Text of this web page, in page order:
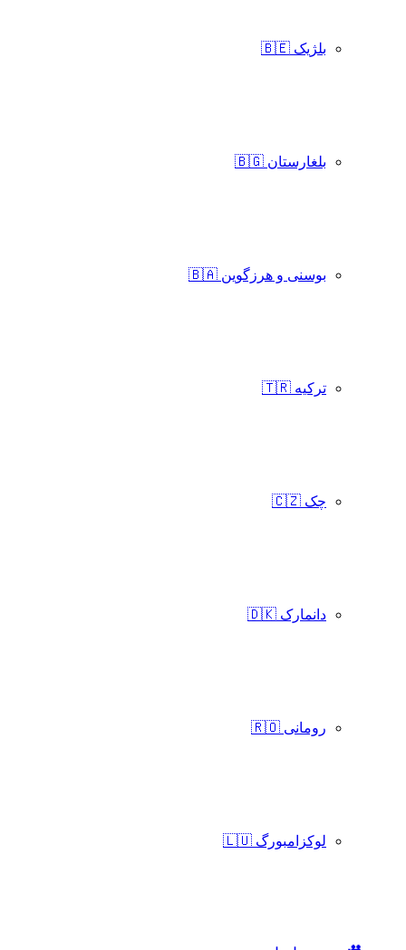
بلژیک 🇧🇪
بلغارستان 🇧🇬
بوسنی و هرزگوین 🇧🇦
ترکیه 🇹🇷
چک 🇨🇿
دانمارک 🇩🇰
رومانی 🇷🇴
لوکزامبورگ 🇱🇺